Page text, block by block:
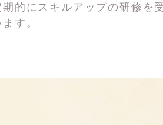
的にスキルアップの研修を
す。